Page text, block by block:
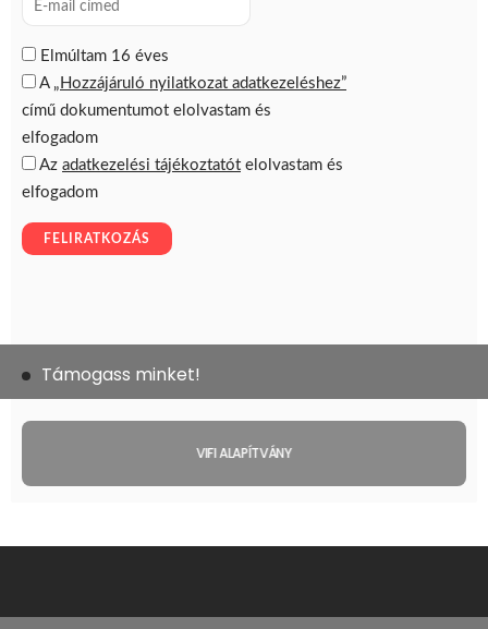
Támogass minket!
VIFI ALAPÍTVÁNY